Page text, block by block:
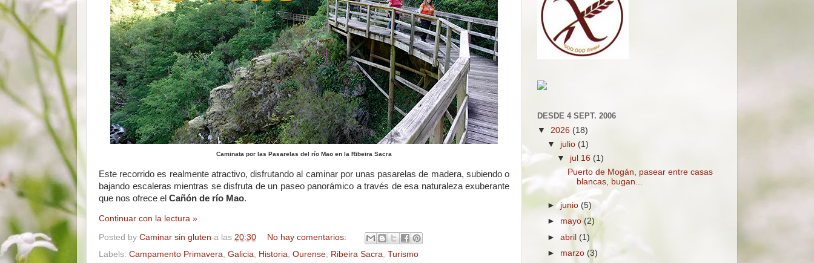
Caminata por las Pasarelas del río Mao en la Ribeira Sacra
Este recorrido es realmente atractivo, disfrutando al caminar por unas pasarelas de madera, subiendo o
bajando escaleras mientras se disfruta de un paseo panorámico a través de esa naturaleza exuberante
que nos ofrece el Cañón de río Mao.
Continuar con la lectura »
Posted by Caminar sin gluten a las 20:30
No hay comentarios:
Labels: Campamento Primavera, Galicia, Historia, Ourense, Ribeira Sacra, Turismo
DESDE 4 SEPT. 2006
▼ 2026 (18)
▼ julio (1)
▼ jul 16 (1)
Puerto de Mogán, pasear entre casas
blancas, bugan...
►junio (5)
► mayo(2)
►abril (1)
► marzo(3)